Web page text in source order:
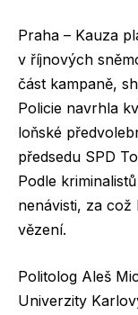
Praha – Kauza
v říjnových
část kampaně,
Policie navrhla
loňské
předsedu SPD
Podle
nenávisti, za
vězení.
Politolog Aleš
Univerzity